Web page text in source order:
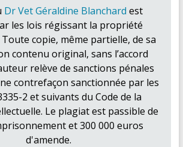
Dr Vet Géraldine Blanchard est
les lois régissant la propriété
copie, même partielle, de sa
contenu original, sans l’accord
relève de sanctions pénales
contrefaçon sanctionnée par les
2 et suivants du Code de la
Le plagiat est passible de
et 300 000 euros
d'amende.